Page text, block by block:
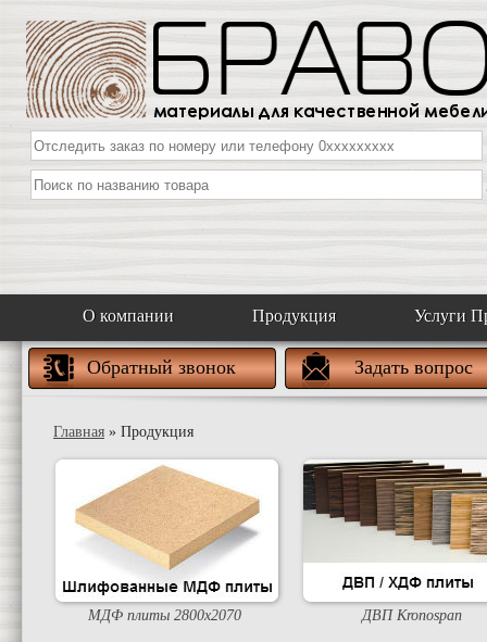
О компании Продукция Услуги
Обратный звонок Задать вопрос
Главная » Продукция
МДФ плиты 2800х2070 ДВП Kronospan